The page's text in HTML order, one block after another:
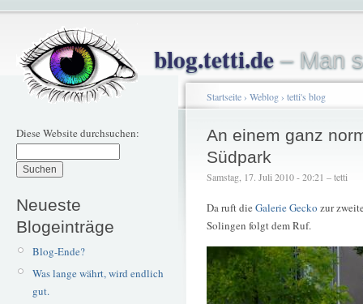
blog.tetti.de– Man
Diese Website durchsuchen:
Neueste
Blogeinträge
Blog-Ende?
Was lange währt, wird endlich
gut.
Startseite› Weblog› tetti's blog
An einem ganz
Südpark
Samstag, 17. Juli 2010 - 20:21 – tetti
Da ruft die Galerie Gecko zur
Solingen folgt dem Ruf.